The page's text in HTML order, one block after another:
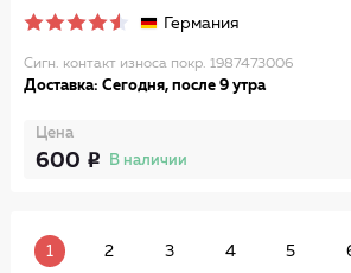
Германия
Сигн. контакт износа покр. 1987473006
Доставка: Сегодня, после 9 утра
Цена
600 В наличии
1 2 3 4 5